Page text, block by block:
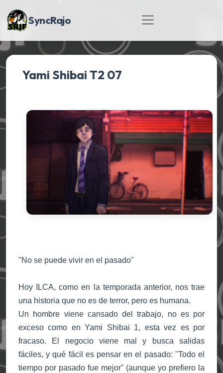
SyncRajo
Yami Shibai T2 07
"No se puede vivir en el pasado"
Hoy ILCA, como en la temporada anterior, nos trae
una historia que no es de terror, pero es humana.
Un hombre viene cansado del trabajo, no es por
exceso como en Yami Shibai 1, esta vez es por
fracaso. El negocio viene mal y busca salidas
fáciles, y qué fácil es pensar en el pasado: "Todo el
tiempo por pasado fue mejor" (aunque yo prefiero la